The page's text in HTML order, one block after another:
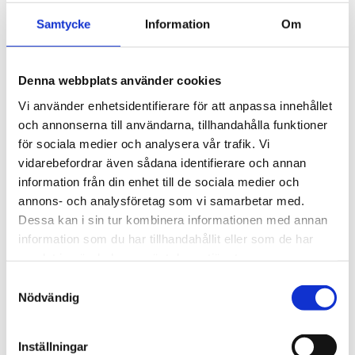
Samtycke Information Om
Denna webbplats använder cookies
Vi använder enhetsidentifierare för att anpassa innehållet
och annonserna till användarna, tillhandahålla funktioner
för sociala medier och analysera vår trafik. Vi
vidarebefordrar även sådana identifierare och annan
information från din enhet till de sociala medier och
annons- och analysföretag som vi samarbetar med.
Dessa kan i sin tur kombinera informationen med annan
information som du har tillhandahållit eller som de har
Nödvändig
Inställningar
TITANplus spår-
skruvmejsel. 3.2mm
720kr
1 234
Lägg till i favoriter
KÖP
skruvmejsel. 3.2mm
1 313kr
2 861
kr
KÖP
42% 32%